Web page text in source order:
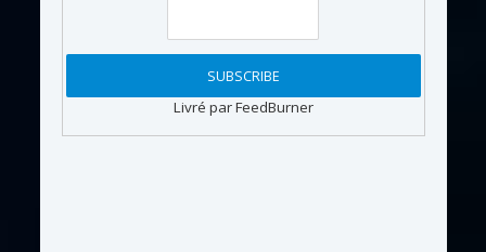
Livré par FeedBurner